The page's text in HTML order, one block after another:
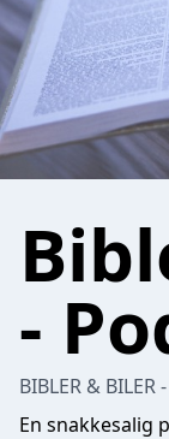
-
BIBLER & BILER
En snakkesalig